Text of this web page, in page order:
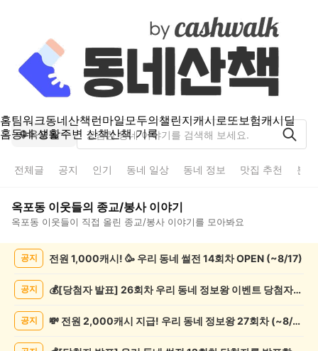
홈팀워크동네산책런마일모두의챌린지캐시로또보험캐시딜
홈동네 생활주변 산책산책 기록
옥포동
전체글 공지 인기 동네 일상 동네 정보 맛집 추천 분
옥포동 이웃들의 종교/봉사이야기
옥포동 이웃들이 직접 올린 종교/봉사 이야기를 모아봐요
공지 전원 1,000캐시! 🥳 우리 동네 썰전 14회차 OPEN (~8/17)
공지 💰[당첨자 발표] 26회차 우리 동네 정보왕 이벤트 당첨자를 발표합니다!
공지 💸 전원 2,000캐시 지급! 우리 동네 정보왕 27회차 (~8/10)